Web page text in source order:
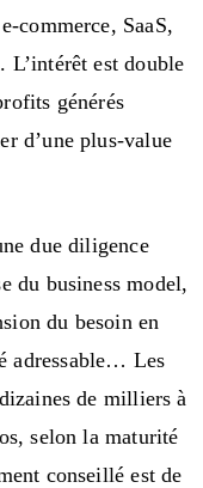
commerce, SaaS,
L’intérêt est double
générés
d’une plus-value
due diligence
du business model,
du besoin en
adressable… Les
de milliers à
selon la maturité
conseillé est de